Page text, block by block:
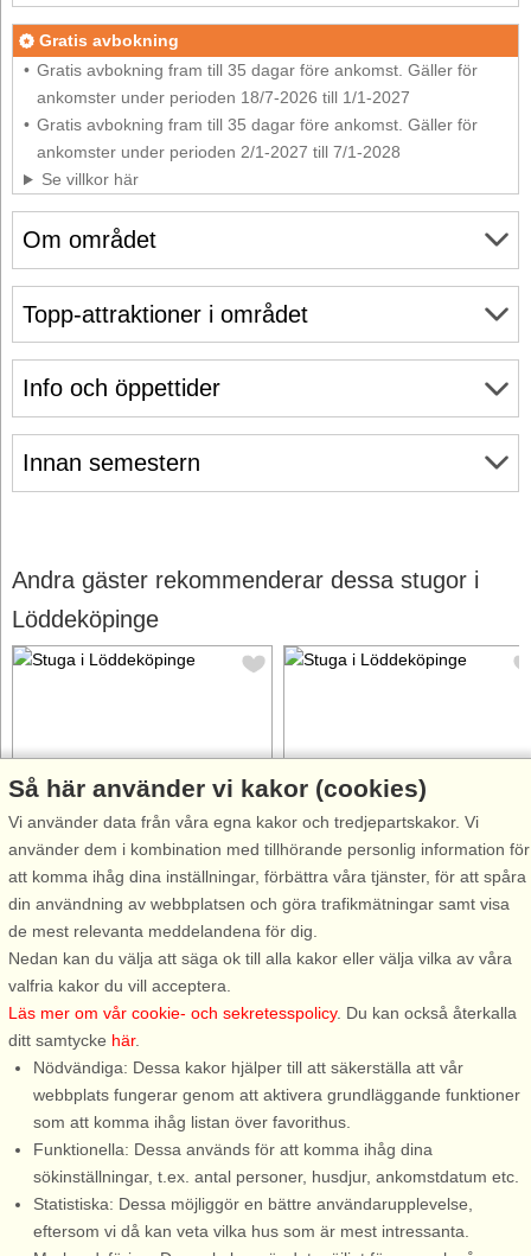
Om området
Info och öppettider
Innan semestern
Gratis avbokning
Gratis avbokning fram till 35 dagar före ankomst. Gäller för
ankomster under perioden 18/7-2026 till 1/1-2027
Gratis avbokning fram till 35 dagar före ankomst. Gäller för
ankomster under perioden 2/1-2027 till 7/1-2028
Se villkor här
Topp-attraktioner i området
Andra gäster rekommenderar dessa stugor i
Löddeköpinge
Stugnr: 63167
Löddeköpinge
2 personer, 50 m²
3,0 km till sjö/hav:.
Mitt inne i det gamla stug-och
villaidyllen vid Sandskogen
mellan Löddeköpinge och
Barsebäckshamn ligger denna
fräscha och modernt
renoverade stuga. Trots att man
för bara några minuter tog av
från E6 ...
från 5.654 SEK
Stugnr: 9774
Löddeköpinge
4 personer, 50 m²
3,5 km till sjö/hav:.
Mitt inne i det gamla stug-och
villaidyllen vid Sandskogen
Barsebäckshamn ligger denna
renoverade stuga. Trots att
för bara några minuter tog av
från E6 ...
från 6.661 SEK
Så här använder vi kakor (cookies)
Vi använder data från våra egna kakor och tredjepartskakor. Vi
använder dem i kombination med tillhörande personlig information för
att komma ihåg dina inställningar, förbättra våra tjänster, för att spåra
din användning av webbplatsen och göra trafikmätningar samt visa
de mest relevanta meddelandena för dig.
Nedan kan du välja att säga ok till alla kakor eller välja vilka av våra
valfria kakor du vill acceptera.
Läs mer om vår cookie- och sekretesspolicy. Du kan också återkalla
ditt samtycke här.
Nödvändiga: Dessa kakor hjälper till att säkerställa att vår
webbplats fungerar genom att aktivera grundläggande funktioner
som att komma ihåg listan över favorithus.
Funktionella: Dessa används för att komma ihåg dina
sökinställningar, t.ex. antal personer, husdjur, ankomstdatum etc.
Statistiska: Dessa möjliggör en bättre användarupplevelse,
eftersom vi då kan veta vilka hus som är mest intressanta.